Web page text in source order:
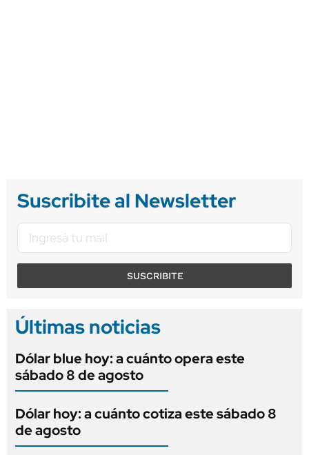
Suscribite al Newsletter
SUSCRIBITE
Últimas noticias
Dólar blue hoy: a cuánto opera este
sábado 8 de agosto
Dólar hoy: a cuánto cotiza este sábado 8
de agosto